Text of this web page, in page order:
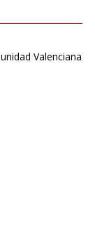
Valenciana